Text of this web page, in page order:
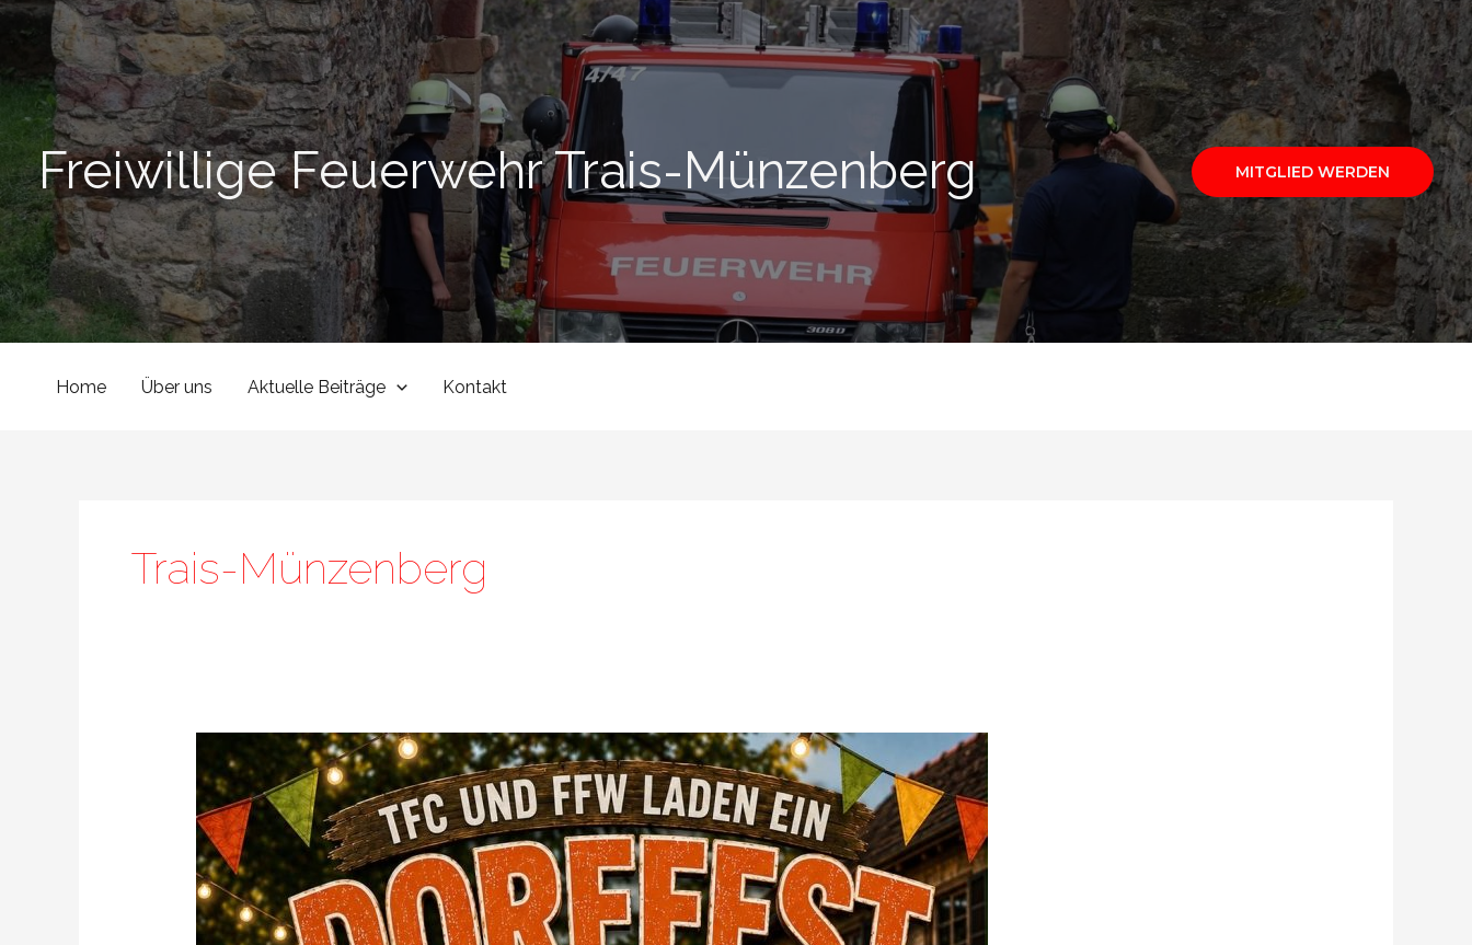
Zum
springen
Freiwillige Feuerwehr Trais-Münzenberg MITGLIED WERDEN
Home Über uns Aktuelle Beiträge Kontakt
Trais-Münzenberg
Dorffest
2026